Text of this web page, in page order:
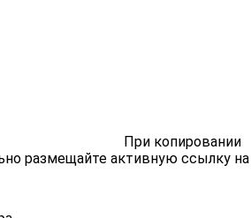
При копировании
размещайте активную ссылку на